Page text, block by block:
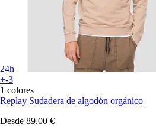
24h
+-3
1 colores
Replay Sudadera de algodón orgánico
Desde 89,00 €